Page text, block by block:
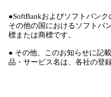
●SoftBankおよびソフトバン
その他の国におけるソフトバ
標または商標です。
● その他、このお知らせに記
品・サービス名は、各社の登